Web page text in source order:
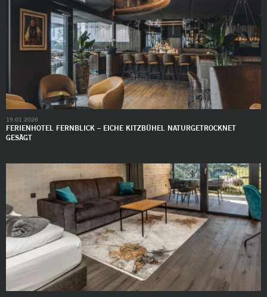
FERIENHOTEL FERNBLICK – EICHE KITZBÜHEL NATURGETROCKNET
GESÄGT
19.01.2026